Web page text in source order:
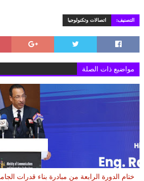
التصنيف: اتصالات وتكنولوجيا
مواضيع ذات الصلة
ختام الدورة الرابعة من مبادرة بناء قدرات